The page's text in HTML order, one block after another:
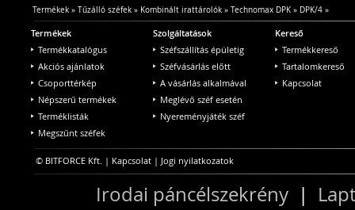
Termékek» Tűzálló széfek» Kombinált irattárolók» Technomax DPK» DPK/4»
Termékek
Termékkatalógus
Akciós ajánlatok
Csoporttérkép
Népszerű termékek
Terméklisták
Megszűnt széfek
Szolgáltatások
Széfszállítás épületig
Széfvásárlás előtt
A vásárlás alkalmával
Meglévő széf esetén
Nyereményjáték széf
Kereső
Termékkereső
Tartalomkereső
Kapcsolat
© BITFORCE Kft. | Kapcsolat | Jogi nyilatkozatok
Irodai páncélszekrény |